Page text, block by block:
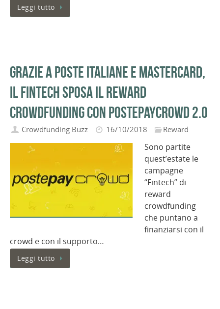
Leggi tutto
Grazie a Poste Italiane e Mastercard,
il Fintech sposa il reward
crowdfunding con PostepayCrowd 2.0
Crowdfunding Buzz 16/10/2018 Reward
Sono partite
quest’estate le
campagne
“Fintech” di
reward
crowdfunding
che puntano a
finanziarsi con il
crowd e con il supporto…
Leggi tutto